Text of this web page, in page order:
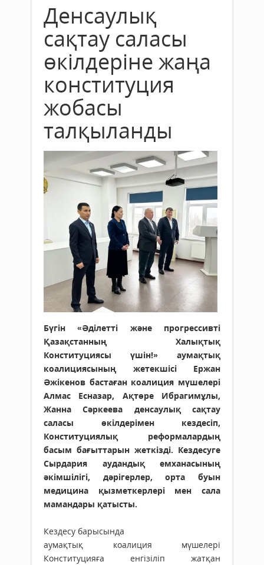
Денсаулық
сақтау саласы
өкілдеріне жаңа
конституция
жобасы
талқыланды
Бүгін «Әділетті және прогрессивті
Қазақстанның Халықтық
Конституциясы үшін!» аумақтық
коалициясының жетекшісі Ержан
Әжікенов бастаған коалиция мүшелері
Алмас Есназар, Ақтөре Ибрагимұлы,
Жанна Сәркеева денсаулық сақтау
саласы өкілдерімен кездесіп,
Конституциялық реформалардың
басым бағыттарын жеткізді. Кездесуге
Сырдария аудандық емханасының
әкімшілігі, дәрігерлер, орта буын
медицина қызметкерлері мен сала
мамандары қатысты.
Кездесу барысында
аумақтық коалиция мүшелері
Конституцияға енгізіліп жатқан